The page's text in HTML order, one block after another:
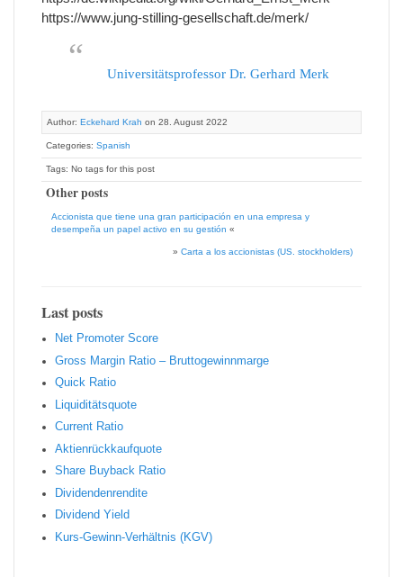
https://www.jung-stilling-gesellschaft.de/merk/
Universitätsprofessor Dr. Gerhard Merk
Author: Eckehard Krah on 28. August 2022
Categories: Spanish
Tags: No tags for this post
Other posts
Accionista que tiene una gran participación en una empresa y
desempeña un papel activo en su gestión «
» Carta a los accionistas (US. stockholders)
Last posts
Net Promoter Score
Gro ss Margin Ratio – Bruttogewinnmarge
Quic k Ratio
Liquiditätsquote
Current Ratio
Aktienrückkaufquote
Sha re Buyback Ratio
Dividendenrendite
Dividend Yield
Kurs-Gewinn-Verhältnis (KGV)